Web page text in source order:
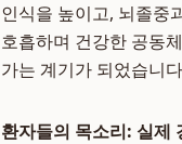
인식을 높이고, 뇌졸중
호흡하며 건강한 공동
가는 계기가 되었습니
환자들의 목소리: 실제